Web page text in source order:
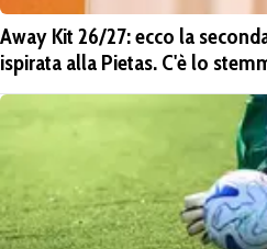
Away Kit 26/27: ecco la
ispirata alla Pietas. C'è lo